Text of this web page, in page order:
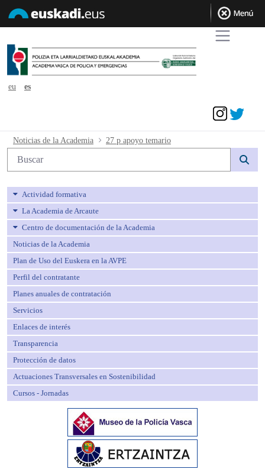
eu
es
27 p apoyo temario - avpe
Noticias de la Academia 27 p apoyo temario
Búsqueda web
Actividad formativa
La Academia de Arcaute
Centro de documentación de la Academia
Noticias de la Academia
Plan de Uso del Euskera en la AVPE
Perfil del contratante
Planes anuales de contratación
Servicios
Enlaces de interés
Transparencia
Protección de datos
Actuaciones Transversales en Sostenibilidad
Cursos - Jornadas